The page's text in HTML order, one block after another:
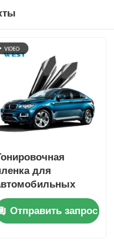
для
стекол с контролем
света
темно-зеленого
Отправить запрос